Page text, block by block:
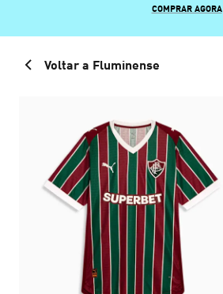
COMPRAR AGORA
Voltar a Fluminense